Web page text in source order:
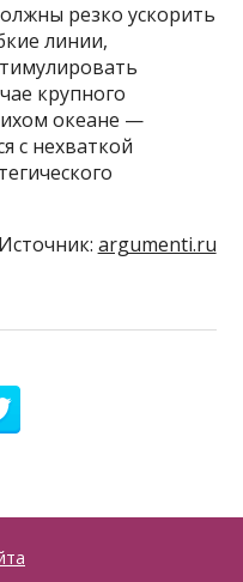
резко ускорить
линии,
крупного
океане —
с нехваткой
Источник: argumenti.ru